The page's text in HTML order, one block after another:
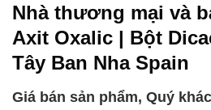
Nhà thương mại và
Axit Oxalic | Bột
Tây Ban Nha Spain
Giá bán sản phẩm, Quý